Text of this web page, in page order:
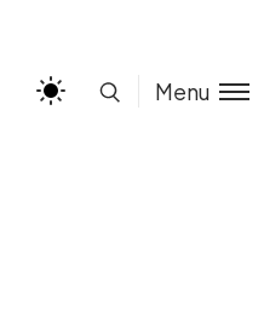
Menu